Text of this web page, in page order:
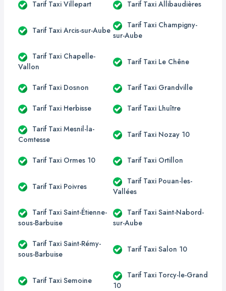
Tarif Taxi Villepart Tarif Taxi Allibaudières
Tarif Taxi Arcis-sur-Aube
Tarif Taxi Champigny-
sur-Aube
Tarif Taxi Chapelle-
Vallon
Tarif Taxi Le Chêne
Tarif Taxi Dosnon Tarif Taxi Grandville
Tarif Taxi Herbisse Tarif Taxi Lhuître
Tarif Taxi Mesnil-la-
Comtesse
Tarif Taxi Nozay 10
Tarif Taxi Ormes 10 Tarif Taxi Ortillon
Tarif Taxi Poivres
Tarif Taxi Pouan-les-
Vallées
Tarif Taxi Saint-Étienne-
sous-Barbuise
Tarif Taxi Saint-Nabord-
sur-Aube
Tarif Taxi Saint-Rémy-
sous-Barbuise
Tarif Taxi Salon 10
Tarif Taxi Semoine
Tarif Taxi Torcy-le-Grand
10